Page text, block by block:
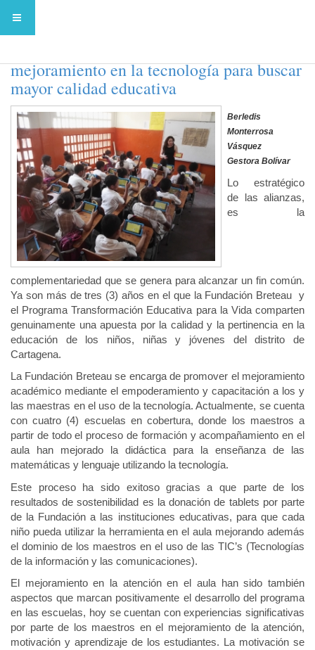
mejoramiento en la tecnología para buscar
mayor calidad educativa
Berledis
Monterrosa
Vásquez
Gestora Bolívar
Lo estratégico
de las alianzas,
es la
complementariedad que se genera para alcanzar un fin común.
Ya son más de tres (3) años en el que la Fundación Breteau y
el Programa Transformación Educativa para la Vida comparten
genuinamente una apuesta por la calidad y la pertinencia en la
educación de los niños, niñas y jóvenes del distrito de
Cartagena.
La Fundación Breteau se encarga de promover el mejoramiento
académico mediante el empoderamiento y capacitación a los y
las maestras en el uso de la tecnología. Actualmente, se cuenta
con cuatro (4) escuelas en cobertura, donde los maestros a
partir de todo el proceso de formación y acompañamiento en el
aula han mejorado la didáctica para la enseñanza de las
matemáticas y lenguaje utilizando la tecnología.
Este proceso ha sido exitoso gracias a que parte de los
resultados de sostenibilidad es la donación de tablets por parte
de la Fundación a las instituciones educativas, para que cada
niño pueda utilizar la herramienta en el aula mejorando además
el dominio de los maestros en el uso de las TIC’s (Tecnologías
de la información y las comunicaciones).
El mejoramiento en la atención en el aula han sido también
aspectos que marcan positivamente el desarrollo del programa
en las escuelas, hoy se cuentan con experiencias significativas
por parte de los maestros en el mejoramiento de la atención,
motivación y aprendizaje de los estudiantes. La motivación se